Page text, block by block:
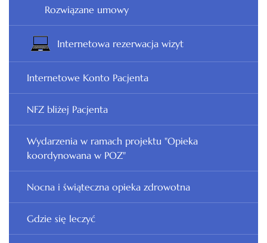
Rozwiązane umowy
Internetowa rezerwacja wizyt
Internetowe Konto Pacjenta
NFZ bliżej Pacjenta
Wydarzenia w ramach projektu "Opieka
koordynowana w POZ"
Nocna i świąteczna opieka zdrowotna
Gdzie się leczyć